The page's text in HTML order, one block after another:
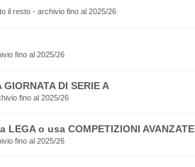
il resto - archivio fino al 2025/26
fino al 2025/26
DI SERIE A
fino al 2025/26
LEGA o usa COMPETIZIONI AVANZATE
fino al 2025/26